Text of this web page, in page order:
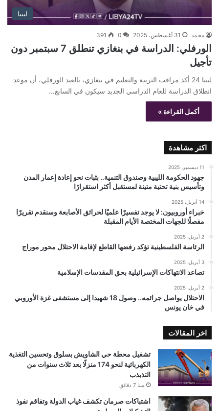
ليبيا
محمد 31 أغسطس، 2025 0
391
الورفلي: الدراسة في بنغازي تنطلق 7 سبتمبر دون
تأجيل
ليبيا 24 أكد مراقب التربية والتعليم في بنغازي، بالعيد الورفلي، أن موعد
انطلاق الدراسة للعام الدراسي الجديد سيكون في السابع…
أكمل القراءة »
اكثر مشاهدة
11 ديسمبر، 2025
جهود الحكومة الليبية وصندوق التنمية.. بثبات نحو إعادة إعمار المدن
وتأسيس بنية تحتية متينة لمستقبل أكثر استقرارًا
14 أبريل، 2025
خبراء أوروبيون: لا يوجد تفسيرًا علميًا لحرائق الأصابعة وسنقدم تقريرًا
مفصلًا للجهات المختصة الأيام المقبلة
2 أبريل، 2025
الرئاسة الفلسطينية تؤكد رفضها القاطع لإقامة الاحتلال محور موراج
3 أبريل، 2025
تصاعد الانتهاكات الإسرائيلية بحق المقدسات الإسلامية
2 أبريل، 2025
الاحتلال يواصل جرائمه.. وصول 18 شهيدا إلى مستشفى غزة الأوروبي
في خان يونس
اخر المقالات
تشغيل محطة حي الشاويش بسلوق وتحسين التغذية
الكهربائية لنحو 174 منزلًا بعد ثلاث سنوات من
التذبذب
منذ 7 دقائق
اشتباكات صرمان تكشف غياب الدولة وتفاقم نفوذ